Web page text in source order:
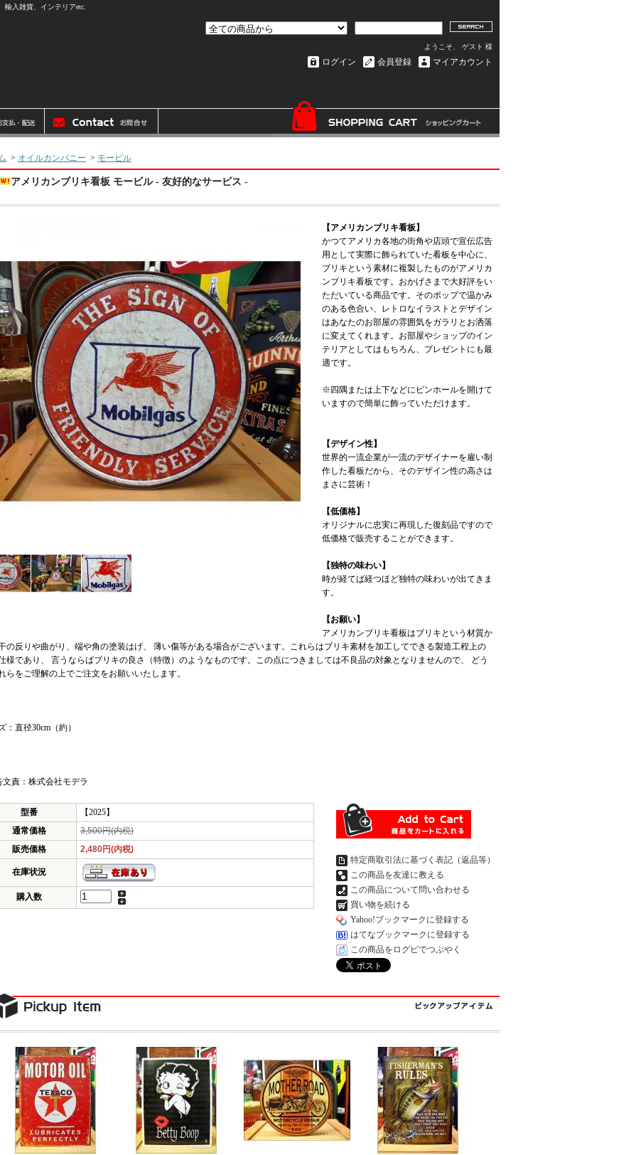
輸入雑貨、インテリアetc.
ようこそ、 ゲスト 様
マイアカウント
会員登録
ログイン
> オイルカンパニー > モービル
アメリカンブリキ看板 モービル - 友好的なサービス -
【アメリカンブリキ看板】
かつてアメリカ各地の街角や店頭で宣伝広告
用として実際に飾られていた看板を中心に、
ブリキという素材に複製したものがアメリカ
ンブリキ看板です。おかげさまで大好評をい
ただいている商品です。そのポップで温かみ
のある色合い、レトロなイラストとデザイン
はあなたのお部屋の雰囲気をガラリとお洒落
に変えてくれます。お部屋やショップのイン
テリアとしてはもちろん、プレゼントにも最
適です。
※四隅または上下などにピンホールを開けて
いますので簡単に飾っていただけます。
【デザイン性】
世界的一流企業が一流のデザイナーを雇い制
作した看板だから、そのデザイン性の高さは
まさに芸術！
【低価格】
オリジナルに忠実に再現した復刻品ですので
低価格で販売することができます。
【独特の味わい】
時が経てば経つほど独特の味わいが出てきま
す。
【お願い】
アメリカンブリキ看板はブリキという材質か
の反りや曲がり、端や角の塗装はげ、 薄い傷等がある場合がございます。これらはブリキ素材を加工してできる製造工程上の
様であり、 言うならばブリキの良さ（特徴）のようなものです。この点につきましては不良品の対象となりませんので、 どう
らをご理解の上でご注文をお願いいたします。
：直径30cm（約）
文責：株式会社モデラ
型番
【2025】
通常価格
3,500円(内税)
販売価格
2,480円(内税)
在庫状況
購入数
特定商取引法に基づく表記（返品等）
この商品を友達に教える
この商品について問い合わせる
買い物を続ける
Yahoo!ブックマークに登録する
はてなブックマークに登録する
この商品をログピでつぶやく